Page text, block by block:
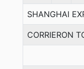
SHANGHAI
CORRIERON